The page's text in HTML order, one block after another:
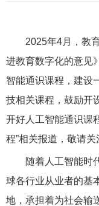
2025年4月，教育
进教育数字化的意见
智能通识课程，建设
技相关课程，鼓励开
开好人工智能通识课
程”相关报道，敬请关
随着人工智能时代
球各行业从业者的基
地，承担着为社会输